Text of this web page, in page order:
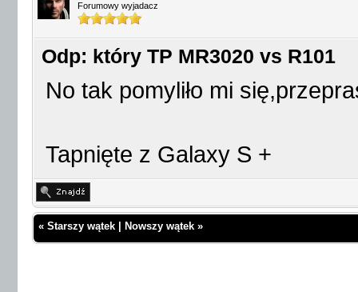
Forumowy wyjadacz
Odp: który TP MR3020 vs R101
No tak pomyliło mi
Tapnięte z Galaxy S +
« Starszy wątek Nowszy wątek »